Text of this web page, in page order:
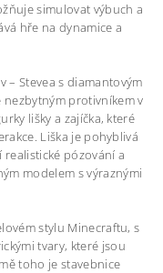
simulovat výbuch a
hře na dynamice a
– Stevea s diamantovým
nezbytným protivníkem v
lišky a zajíčka, které
Liška je pohyblivá
pózování a
modelem s výraznými
stylu Minecraftu, s
tvary, které jsou
toho je stavebnice